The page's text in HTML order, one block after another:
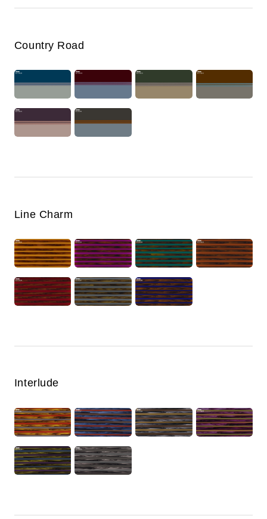
Country Road
Line Charm
Interlude